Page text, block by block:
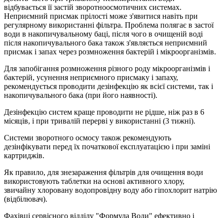
відбувається її застій зворотноосмотичних системах.
Неприємний присмак прілості може з'явитися навіть при
регулярному використанні фільтра. Проблема полягає в застої
води в накопичувальному баці, після чого в очищеній воді
після накопичувального бака також з'являється неприємний
присмак і запах через розмноження бактерій і мікроорганізмів.
Для запобігання розмноження різного роду мікроорганізмів і
бактерій, усунення неприємного присмаку і запаху,
рекомендується проводити дезінфекцію як всієї системи, так і
накопичувального бака (при його наявності).
Дезінфекцію систем краще проводити не рідше, ніж раз в 6
місяців, і при тривалій перерві у використанні (3 тижні).
Системи зворотного осмосу також рекомендують
дезінфікувати перед їх початкової експлуатацією і при заміні
картриджів.
Як правило, для знезараження фільтрів для очищення води
використовують таблетки на основі активного хлору,
звичайну хлоровану водопровідну воду або гіпохлорит натрію
(відбілювач).
Фахівці сервісного відділу "Формула Води" ефективно і